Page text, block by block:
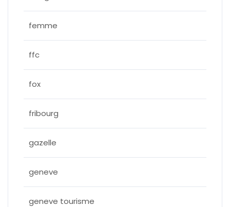
femme
ffc
fox
fribourg
gazelle
geneve
geneve tourisme